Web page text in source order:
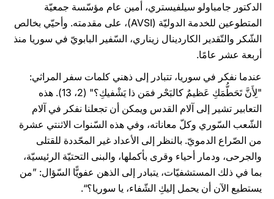
الدكتور جامباولو سيلفيستري، أمين عام مؤسّسة جمعيّة
المتطوعين للخدمة الدوليّة (AVSI)، على مقدمته. وأحيّي بخالص
الشّكر والتّقدير الكاردينال زيناري، السّفير البابويّ في سوريا منذ
أربعة عشر عامًا.
عندما نفكر في سوريا، تتبادر إلى ذهني كلمات سفر المراثي:
"لِأَنَّ تَحَطُّمَكِ عَظيمٌ كالبَحْر فمَن ذا يَشْفيكِ؟" (2، 13). هذه
التعابير تشير إلى آلام القدس ويمكن أن تجعلنا نفكر في آلام
الشّعب السّوري وكلّ معاناته، وفي هذه السّنوات الاثنتي عشرة
من الصّراع الدمويّ. بالنظر إلى الأعداد غير المحّددة للقتلى
والجرحى، ودمار أحياء وقرى بأكملها، والبنى التحتيّة الرئيسيّة،
بما في ذلك المستشفيّات، يتبادر إلى الذهن عفويًّا السّؤال: ”من
يستطيع الآن أن يحمل إليكِ الشّفاء، يا سوريا؟“.